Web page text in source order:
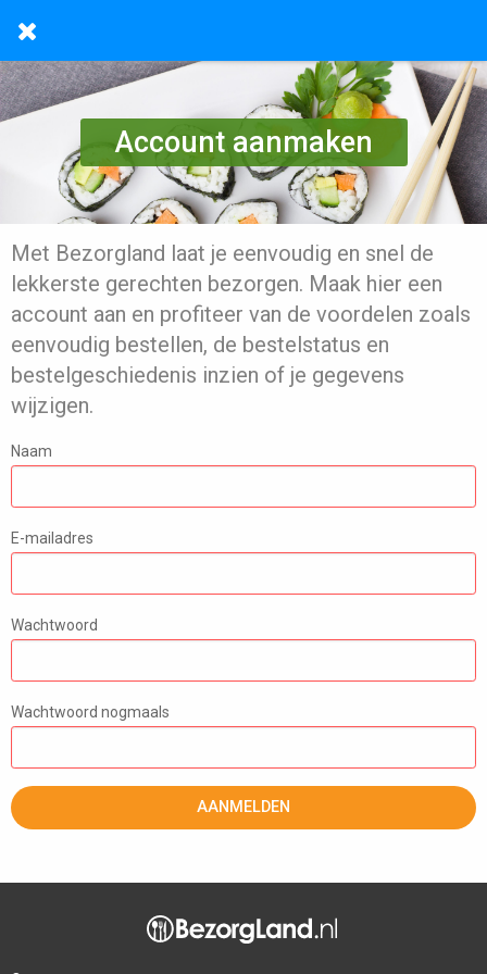
Account aanmaken
Met Bezorgland laat je eenvoudig en snel de
lekkerste gerechten bezorgen. Maak hier een
account aan en profiteer van de voordelen zoals
eenvoudig bestellen, de bestelstatus en
bestelgeschiedenis inzien of je gegevens
wijzigen.
Naam
E-mailadres
Wachtwoord
Wachtwoord nogmaals
AANMELDEN